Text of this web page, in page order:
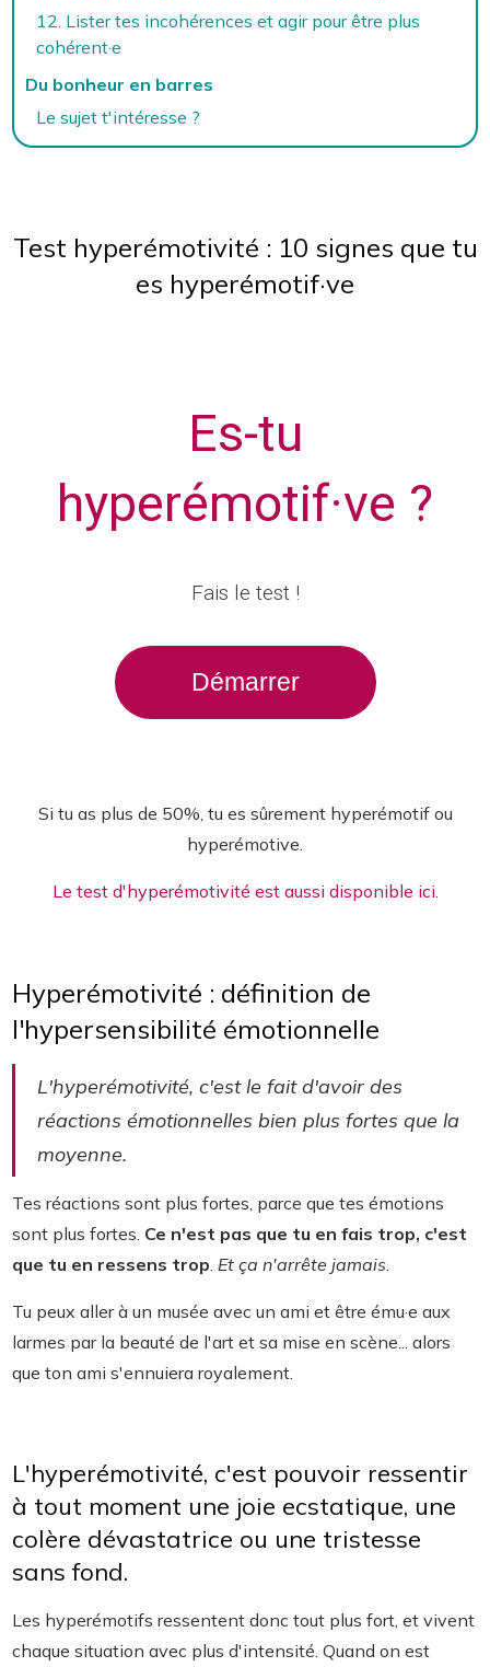
12. Lister tes incohérences et agir pour être plus
cohérent·e
Du bonheur en barres
Le sujet t'intéresse ?
Test hyperémotivité : 10 signes que tu
es hyperémotif·ve
Es-tu
hyperémotif·ve ?
Fais le test !
Démarrer
Si tu as plus de 50%, tu es sûrement hyperémotif ou
hyperémotive.
Le test d'hyperémotivité est aussi disponible ici.
Hyperémotivité : définition de
l'hypersensibilité émotionnelle
L'hyperémotivité, c'est le fait d'avoir des
réactions émotionnelles bien plus fortes que la
moyenne.
Tes réactions sont plus fortes, parce que tes émotions
sont plus fortes. Ce n'est pas que tu en fais trop, c'est
que tu en ressens trop. Et ça n'arrête jamais.
Tu peux aller à un musée avec un ami et être ému·e aux
larmes par la beauté de l'art et sa mise en scène... alors
que ton ami s'ennuiera royalement.
L'hyperémotivité, c'est pouvoir ressentir
à tout moment une joie ecstatique, une
colère dévastatrice ou une tristesse
sans fond.
Les hyperémotifs ressentent donc tout plus fort, et vivent
chaque situation avec plus d'intensité. Quand on est